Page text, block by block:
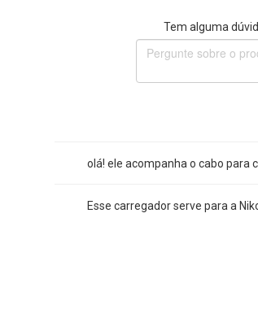
Tem alguma
olá! ele acompanha o cabo para
Esse carregador serve para a